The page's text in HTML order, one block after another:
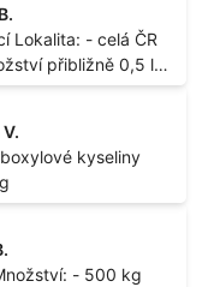
přibližně 0,5 l